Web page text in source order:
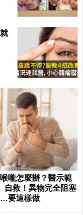
嚨怎麼辦？醫示範
自救！異物完全阻塞
要這樣做